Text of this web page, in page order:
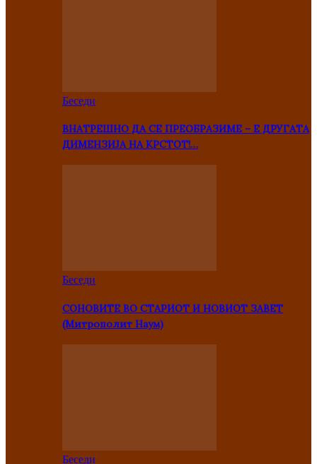
Беседи
ВНАТРЕШНО ДА СЕ ПРЕОБРАЗИМЕ – Е ДРУГАТА
ДИМЕНЗИЈА НА КРСТОТ!…
Беседи
СОНОВИТЕ ВО СТАРИОТ И НОВИОТ ЗАВЕТ
(Митрополит Наум)
Беседи